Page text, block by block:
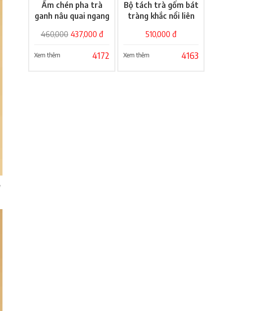
Giỏ hàng
Ấm chén pha trà
ganh nâu quai ngang
460,000 437,000 đ
4172
Xem thêm
Giỏ hàng
Bộ tách trà gốm bát
tràng khắc nổi liên
510,000 đ
4163
Xem thêm